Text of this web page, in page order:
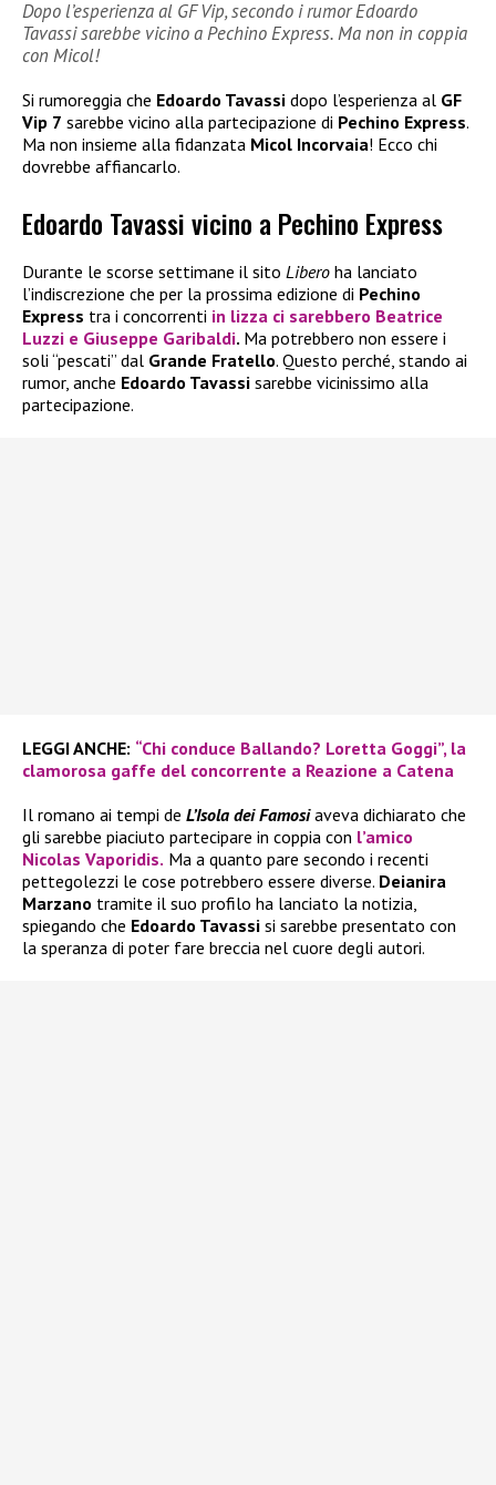
Dopo l’esperienza al GF Vip, secondo i rumor Edoardo
Tavassi sarebbe vicino a Pechino Express. Ma non in coppia
con Micol!
Si rumoreggia che Edoardo Tavassi dopo l’esperienza al GF
Vip 7 sarebbe vicino alla partecipazione di Pechino Express.
Ma non insieme alla fidanzata Micol Incorvaia! Ecco chi
dovrebbe affiancarlo.
Edoardo Tavassi vicino a Pechino Express
Durante le scorse settimane il sito Libero ha lanciato
l’indiscrezione che per la prossima edizione di Pechino
Express tra i concorrenti in lizza ci sarebbero Beatrice
Luzzi e Giuseppe Garibaldi. Ma potrebbero non essere i
soli “pescati” dal Grande Fratello. Questo perché, stando ai
rumor, anche Edoardo Tavassi sarebbe vicinissimo alla
partecipazione.
LEGGI ANCHE: “Chi conduce Ballando? Loretta Goggi”, la
clamorosa gaffe del concorrente a Reazione a Catena
Il romano ai tempi de L’Isola dei Famosiaveva dichiarato che
gli sarebbe piaciuto partecipare in coppia con l’amico
Nicolas Vaporidis. Ma a quanto pare secondo i recenti
pettegolezzi le cose potrebbero essere diverse. Deianira
Marzano tramite il suo profilo ha lanciato la notizia,
spiegando che Edoardo Tavassi si sarebbe presentato con
la speranza di poter fare breccia nel cuore degli autori.